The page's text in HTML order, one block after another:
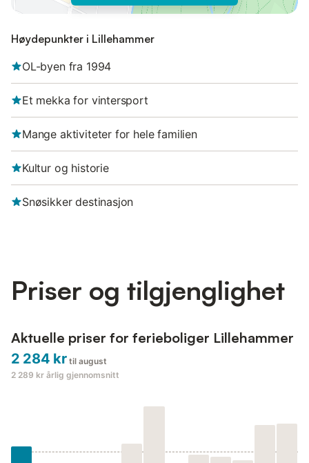
Høydepunkter i Lillehammer
OL-byen fra 1994
Et mekka for vintersport
Mange aktiviteter for hele familien
Kultur og historie
Snøsikker destinasjon
Priser og tilgjenglighet
Aktuelle priser for ferieboliger Lillehammer
2 284 kr til august
2 289 kr årlig gjennomsnitt